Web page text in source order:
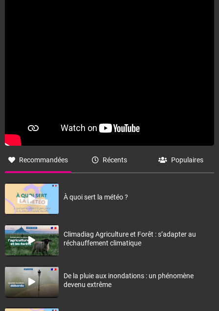
Recommandées Récents Populaires
À quoi sert la météo ?
Climadiag Agriculture et Forêt : s’adapter au
réchauffement climatique
De la pluie aux inondations : un phénomène
devenu extrême